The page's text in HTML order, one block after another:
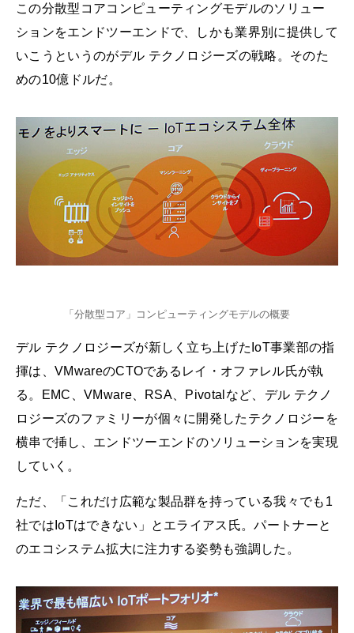
この分散型コアコンピューティングモデルのソリュー
ションをエンドツーエンドで、しかも業界別に提供して
いこうというのがデル テクノロジーズの戦略。そのた
めの10億ドルだ。
「分散型コア」コンピューティングモデルの概要
デル テクノロジーズが新しく立ち上げたIoT事業部の指
揮は、VMwareのCTOであるレイ・オファレル氏が執
る。EMC、VMware、RSA、Pivotalなど、デル テクノ
ロジーズのファミリーが個々に開発したテクノロジーを
横串で挿し、エンドツーエンドのソリューションを実現
していく。
ただ、「これだけ広範な製品群を持っている我々でも1
社ではIoTはできない」とエライアス氏。パートナーと
のエコシステム拡大に注力する姿勢も強調した。